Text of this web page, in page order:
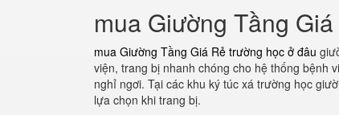
mua Giường Tầng
mua Giường Tầng Giá Rẻ trường học ở đâu
viện, trang bị nhanh chóng cho hệ thống bệnh
nghỉ ngơi. Tại các khu ký túc xá trường học
lựa chọn khi trang bị.